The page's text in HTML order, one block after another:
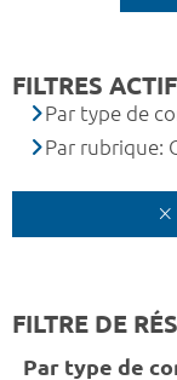
FILTRES
Par type de
Par rubrique:
FILTRE DE
Par type de